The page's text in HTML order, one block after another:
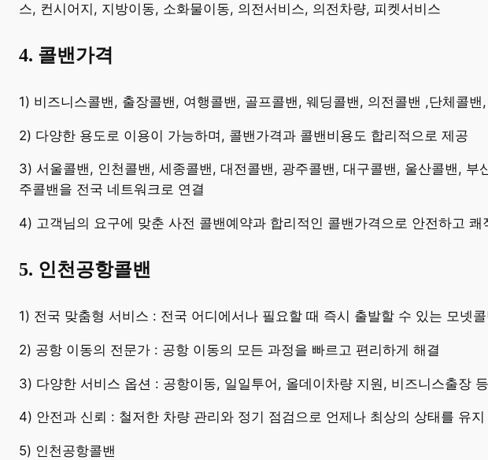
스, 컨시어지, 지방이동, 소화물이동, 의전서비스, 의전차량, 피켓서비스
4. 콜밴가격
​1) 비즈니스콜밴, 출장콜밴, 여행콜밴, 골프콜밴, 웨딩콜밴, 의전콜밴 ,단체콜
2) 다양한 용도로 이용이 가능하며, 콜밴가격과 콜밴비용도 합리적으로 제공
3) 서울콜밴, 인천콜밴, 세종콜밴, 대전콜밴, 광주콜밴, 대구콜밴, 울산콜밴,
주콜밴을 전국 네트워크로 연결
4) 고객님의 요구에 맞춘 사전 콜밴예약과 합리적인 콜밴가격으로 안전하고 쾌
5. 인천공항콜밴
​1) 전국 맞춤형 서비스 : 전국 어디에서나 필요할 때 즉시 출발할 수 있는 모넷
2) 공항 이동의 전문가 : 공항 이동의 모든 과정을 빠르고 편리하게 해결
3) 다양한 서비스 옵션 : 공항이동, 일일투어, 올데이차량 지원, 비즈니스출장
4) 안전과 신뢰 : 철저한 차량 관리와 정기 점검으로 언제나 최상의 상태를 유지
5) 인천공항콜밴